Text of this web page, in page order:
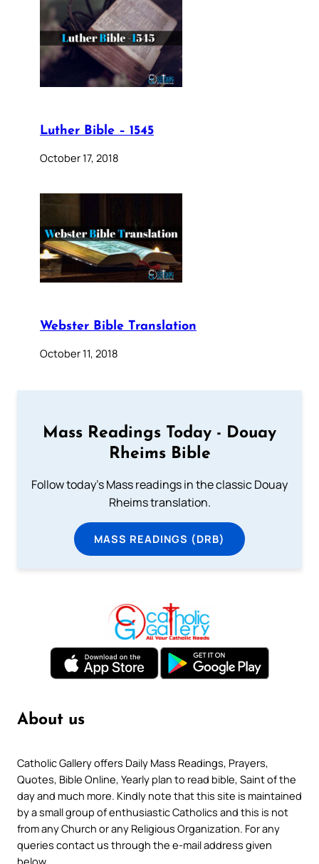
Luther Bible – 1545
October 17, 2018
Webster Bible Translation
October 11, 2018
Mass Readings Today - Douay
Rheims Bible
Follow today's Mass readings in the classic Douay
Rheims translation.
MASS READINGS (DRB)
About us
Catholic Gallery offers Daily Mass Readings, Prayers,
Quotes, Bible Online, Yearly plan to read bible, Saint of the
day and much more. Kindly note that this site is maintained
by a small group of enthusiastic Catholics and this is not
from any Church or any Religious Organization. For any
queries contact us through the e-mail address given
below.